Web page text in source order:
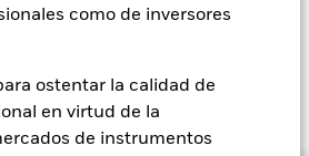
como de inversores
ostentar la calidad de
en virtud de la
de instrumentos
valor liquidativo a 04 ago 2026
2026